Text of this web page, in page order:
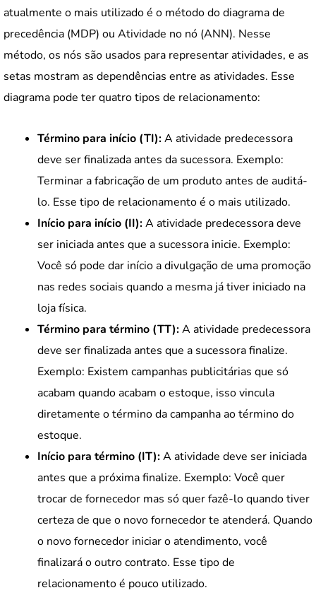
atualmente o mais utilizado é o método do diagrama de
precedência (MDP) ou Atividade no nó (ANN). Nesse
método, os nós são usados para representar atividades, e as
setas mostram as dependências entre as atividades. Esse
diagrama pode ter quatro tipos de relacionamento:
Término para início (TI):A atividade predecessora
deve ser finalizada antes da sucessora. Exemplo:
Terminar a fabricação de um produto antes de auditá-
lo. Esse tipo de relacionamento é o mais utilizado.
Início para início (II):A atividade predecessora deve
ser iniciada antes que a sucessora inicie. Exemplo:
Você só pode dar início a divulgação de uma promoção
nas redes sociais quando a mesma já tiver iniciado na
loja física.
Término para término (TT):A atividade predecessora
deve ser finalizada antes que a sucessora finalize.
Exemplo: Existem campanhas publicitárias que só
acabam quando acabam o estoque, isso vincula
diretamente o término da campanha ao término do
estoque.
Início para término (IT):A atividade deve ser iniciada
antes que a próxima finalize. Exemplo: Você quer
trocar de fornecedor mas só quer fazê-lo quando tiver
certeza de que o novo fornecedor te atenderá. Quando
o novo fornecedor iniciar o atendimento, você
finalizará o outro contrato. Esse tipo de
relacionamento é pouco utilizado.